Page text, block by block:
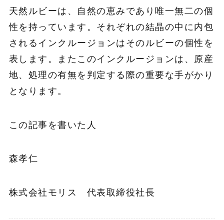
天然ルビーは、自然の恵みであり唯一無二の個
性を持っています。それぞれの結晶の中に内包
されるインクルージョンはそのルビーの個性を
表します。またこのインクルージョンは、原産
地、処理の有無を判定する際の重要な手がかり
となります。
この記事を書いた人
森孝仁
株式会社モリス 代表取締役社長